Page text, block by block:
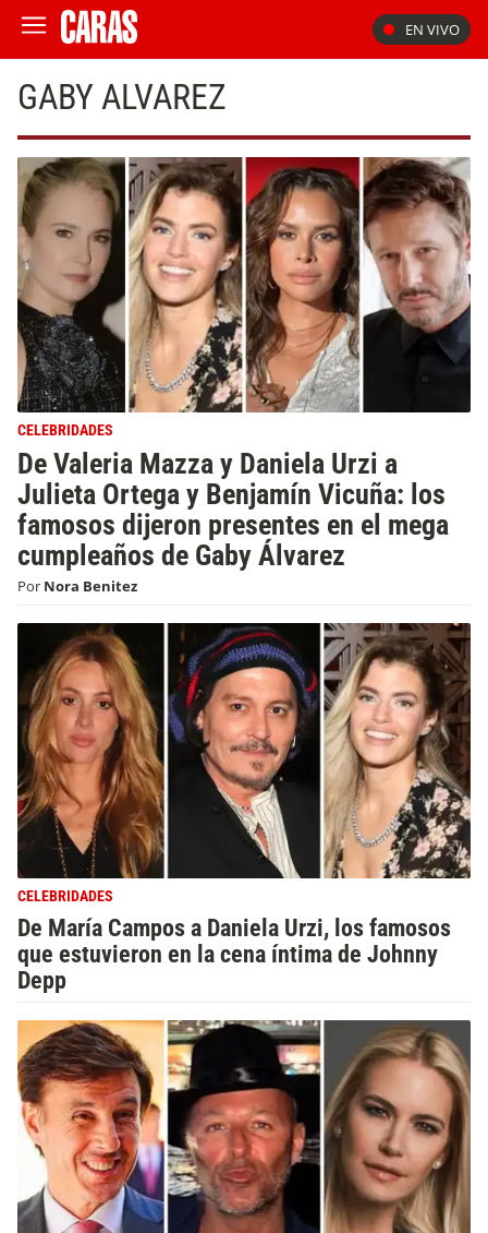
EN VIVO
GABY ALVAREZ
CELEBRIDADES
De Valeria Mazza y Daniela Urzi a
Julieta Ortega y Benjamín Vicuña: los
famosos dijeron presentes en el mega
cumpleaños de Gaby Álvarez
Por Nora Benitez
CELEBRIDADES
De María Campos a Daniela Urzi, los famosos
que estuvieron en la cena íntima de Johnny
Depp